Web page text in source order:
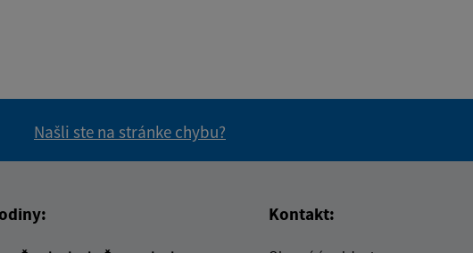
Našli ste na stránke chybu?
Kontakt: